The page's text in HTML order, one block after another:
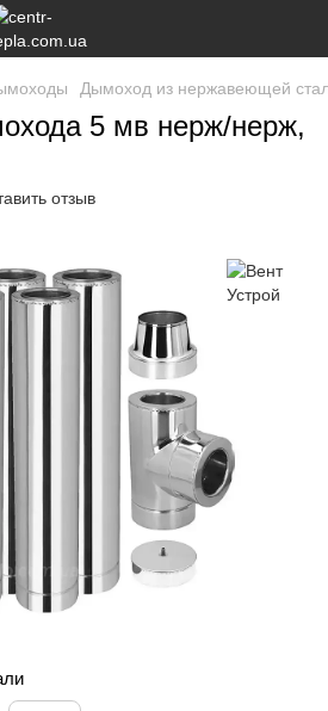
Дымоход из нержавеющей
5 мв нерж/нерж,
отзыв